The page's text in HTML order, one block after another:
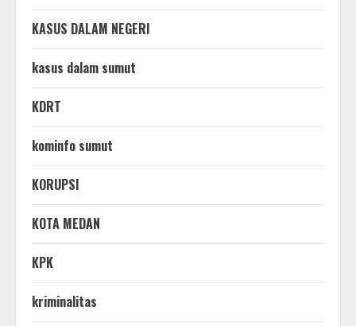
KASUS DALAM NEGERI
kasus dalam sumut
KDRT
kominfo sumut
KORUPSI
KOTA MEDAN
KPK
kriminalitas